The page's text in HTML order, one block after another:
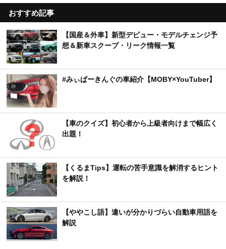
おすすめ記事
【国産＆外車】新型デビュー・モデルチェンジ予
想＆新車スクープ・リーク情報一覧
#みぃぱーきんぐの車紹介【MOBY×YouTuber】
【車のクイズ】初心者から上級者向けまで幅広く
出題！
【くるまTips】運転の苦手意識を解消するヒント
を解説！
【ややこし語】違いが分かりづらい自動車用語を
解説